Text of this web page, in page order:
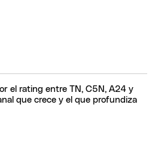
el rating entre TN, C5N, A24 y
que crece y el que profundiza